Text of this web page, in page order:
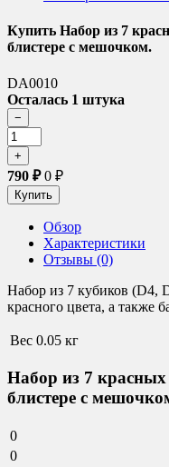
Купить Набор из 7
блистере с мешочком.
DA0010
Осталась 1 штука
790 ₽0 ₽
Обзор
Характеристики
Отзывы (0)
Набор из 7 кубиков (D4,
красного цвета, а также
Вес 0.05 кг
Набор из 7
блистере с
0
0